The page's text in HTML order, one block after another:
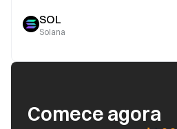
SOL
Solana
Comece agora